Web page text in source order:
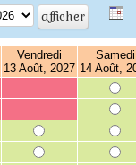
Vendredi
13 Août, 2027
Samedi
14 Août,